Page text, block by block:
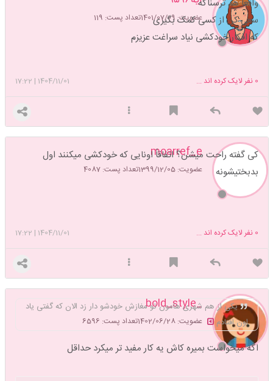
عضویت: 1401/07/09 تعداد پست: 119
واقعا هم ترسناکه
سعی کن از کسی کمک بگیری
که افکار خودکشی نیاد سراغت عزیزم
1404/11/01
|
17:22 0 نفر لایک کرده اند ...
moarref_e
عضویت: 1399/12/05 تعداد پست: 4087
کی گفته راحت میشن؟ اتفاقاً اونایی که خودکشی میکنند اول
بدبختیشونه
1404/11/01
|
17:22 0 نفر لایک کرده اند ...
_bold_style
عضویت: 1402/06/28 تعداد پست: 6596
یکی از هم شهری هامون تو مغازش خودشو دار زد الان که گفتی یاد
اون افتادم
اگه میخواست بمیره کاش یه کار مفید تر میکرد حداقل